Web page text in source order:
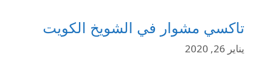
تاكسي مشوار في الشويخ الكويت
يناير 26, 2020